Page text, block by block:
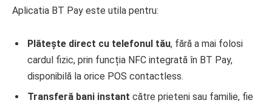
Aplicatia BT Pay este utila pentru:
Plătește direct cu telefonul tău, fără a mai folosi
cardul fizic, prin funcția NFC integrată în BT Pay,
disponibilă la orice POS contactless.
Transferă bani instant către prieteni sau familie, fie